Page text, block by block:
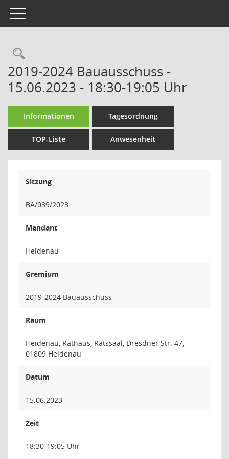
Toggle navigation
Rechercheauswahl
2019-2024 Bauausschuss -
15.06.2023 - 18:30-19:05 Uhr
Informationen Tagesordnung
TOP-Liste Anwesenheit
Sitzung
BA/039/2023
Mandant
Heidenau
Gremium
2019-2024 Bauausschuss
Raum
Heidenau, Rathaus, Ratssaal, Dresdner Str. 47,
01809 Heidenau
Datum
15.06.2023
Zeit
18:30-19:05 Uhr